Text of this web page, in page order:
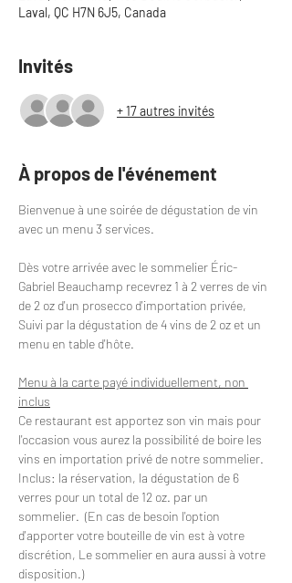
Laval, QC H7N 6J5, Canada
Invités
+ 17 autres invités
À propos de l'événement
Bienvenue à une soirée de dégustation de vin
avec un menu 3 services.
Dès votre arrivée avec le sommelier Éric-
Gabriel Beauchamp recevrez 1 à 2 verres de vin
de 2 oz d'un prosecco d'importation privée,
Suivi par la dégustation de 4 vins de 2 oz et un
menu en table d'hôte.
Menu à la carte payé individuellement, non
inclus
Ce restaurant est apportez son vin mais pour
l'occasion vous aurez la possibilité de boire les
vins en importation privé de notre sommelier.
Inclus: la réservation, la dégustation de 6
verres pour un total de 12 oz. par un
sommelier.  (En cas de besoin l'option
d'apporter votre bouteille de vin est à votre
discrétion, Le sommelier en aura aussi à votre
disposition.)